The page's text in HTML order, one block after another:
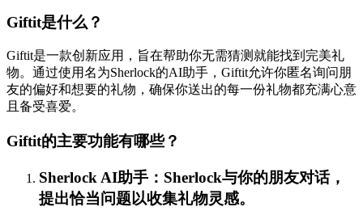
Giftit是什么？
Giftit是一款创新应用，旨在帮助你无需猜测就能找到完美礼
物。通过使用名为Sherlock的AI助手，Giftit允许你匿名询问朋
友的偏好和想要的礼物，确保你送出的每一份礼物都充满心意
且备受喜爱。
Giftit的主要功能有哪些？
Sherlock AI助手：Sherlock与你的朋友对话，
提出恰当问题以收集礼物灵感。